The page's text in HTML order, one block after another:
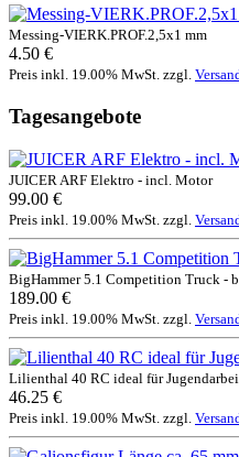
Messing-VIERK.PROF.2,5x1 mm
4.50 €
Preis inkl. 19.00% MwSt. zzgl.
Tagesangebote
JUICER ARF Elektro - incl. Motor
99.00 €
Preis inkl. 19.00% MwSt. zzgl.
BigHammer 5.1 Competition Truck -
189.00 €
Preis inkl. 19.00% MwSt. zzgl.
Lilienthal 40 RC ideal für
46.25 €
Preis inkl. 19.00% MwSt. zzgl.